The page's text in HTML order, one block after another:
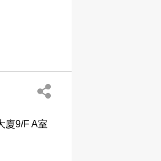
廈9/F A室